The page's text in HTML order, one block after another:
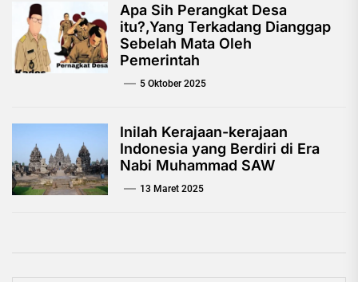
Apa Sih Perangkat Desa
itu?,Yang Terkadang Dianggap
Sebelah Mata Oleh
Pemerintah
5 Oktober 2025
Inilah Kerajaan-kerajaan
Indonesia yang Berdiri di Era
Nabi Muhammad SAW
13 Maret 2025